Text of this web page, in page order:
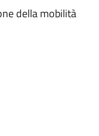
della mobilità